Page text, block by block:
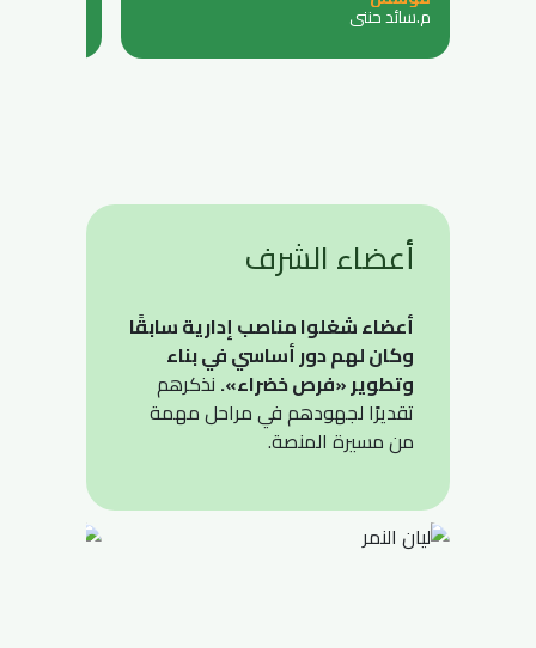
م.سائد حنني
أعضاء الشرف
أعضاء شغلوا مناصب إدارية سابقًا
وكان لهم دور أساسي في بناء
وتطوير «فرص خضراء». نذكرهم
تقديرًا لجهودهم في مراحل مهمة
من مسيرة المنصة.